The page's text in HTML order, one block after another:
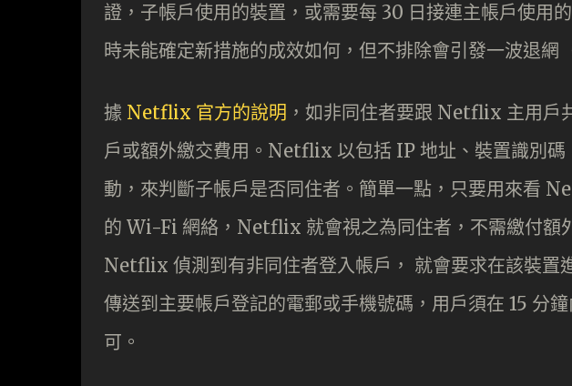
證，子帳戶使用的裝置，或需要每 30 日接連主帳戶使用
時未能確定新措施的成效如何，但不排除會引發一波退網
據 Netflix 官方的說明 ，如非同住者要跟 Netflix 主用戶
戶或額外繳交費用。Netflix 以包括 IP 地址、裝置識別
動，來判斷子帳戶是否同住者。簡單一點，只要用來看
的 Wi-Fi 網絡，Netflix 就會視之為同住者，不需繳付額
Netflix 偵測到有非同住者登入帳戶， 就會要求在該裝
傳送到主要帳戶登記的電郵或手機號碼，用戶須在 15 分
可。